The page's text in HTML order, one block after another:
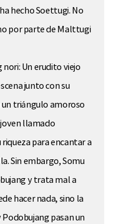
hecho Soettugi. No
por parte de Malttugi
Un erudito viejo
junto con su
un triángulo amoroso
llamado
para encantar a
Sin embargo, Somu
y trata mal a
hacer nada, sino la
Podobujang pasan un